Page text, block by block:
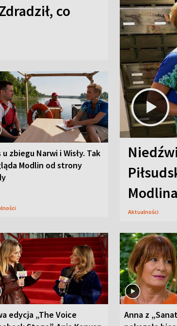
co
u zbiegu Narwi i Wisły. Tak
Modlin od strony
Modlina
Aktualności
edycja „The Voice
Anna z